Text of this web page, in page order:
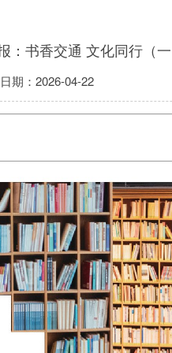
：书香交通 文化同行（
期： 2026-04-22